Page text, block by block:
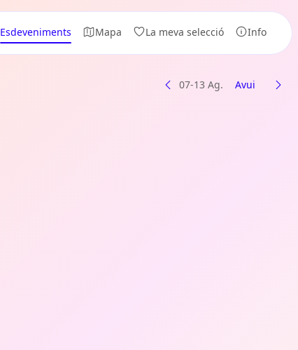
Esdeveniments Mapa La meva selecció Info
07-13 Ag. Avui